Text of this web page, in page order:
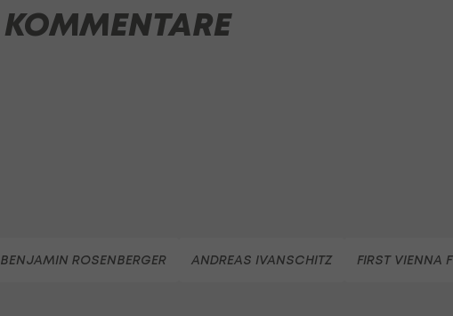
KOMMENTARE
BENJAMIN ROSENBERGER ANDREAS IVANSCHITZ FIRST VIENNA